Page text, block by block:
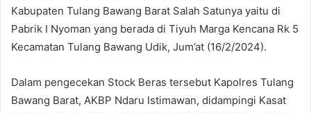
Kabupaten Tulang Bawang Barat Salah Satunya yaitu di
Pabrik I Nyoman yang berada di Tiyuh Marga Kencana Rk 5
Kecamatan Tulang Bawang Udik, Jum’at (16/2/2024).
Dalam pengecekan Stock Beras tersebut Kapolres Tulang
Bawang Barat, AKBP Ndaru Istimawan, didampingi Kasat